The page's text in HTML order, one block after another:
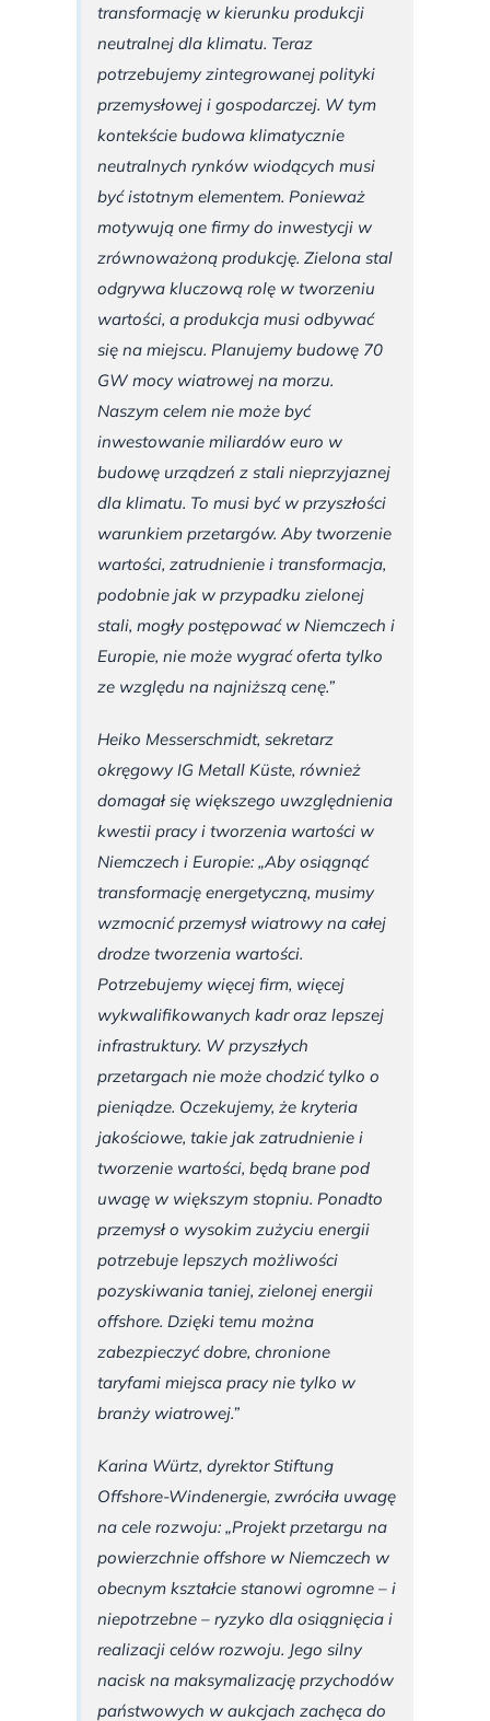
transformację w kierunku produkcji
neutralnej dla klimatu. Teraz
potrzebujemy zintegrowanej polityki
przemysłowej i gospodarczej. W tym
kontekście budowa klimatycznie
neutralnych rynków wiodących musi
być istotnym elementem. Ponieważ
motywują one firmy do inwestycji w
zrównoważoną produkcję. Zielona stal
odgrywa kluczową rolę w tworzeniu
wartości, a produkcja musi odbywać
się na miejscu. Planujemy budowę 70
GW mocy wiatrowej na morzu.
Naszym celem nie może być
inwestowanie miliardów euro w
budowę urządzeń z stali nieprzyjaznej
dla klimatu. To musi być w przyszłości
warunkiem przetargów. Aby tworzenie
wartości, zatrudnienie i transformacja,
podobnie jak w przypadku zielonej
stali, mogły postępować w Niemczech i
Europie, nie może wygrać oferta tylko
ze względu na najniższą cenę.”
Heiko Messerschmidt, sekretarz
okręgowy IG Metall Küste, również
domagał się większego uwzględnienia
kwestii pracy i tworzenia wartości w
Niemczech i Europie: „Aby osiągnąć
transformację energetyczną, musimy
wzmocnić przemysł wiatrowy na całej
drodze tworzenia wartości.
Potrzebujemy więcej firm, więcej
wykwalifikowanych kadr oraz lepszej
infrastruktury. W przyszłych
przetargach nie może chodzić tylko o
pieniądze. Oczekujemy, że kryteria
jakościowe, takie jak zatrudnienie i
tworzenie wartości, będą brane pod
uwagę w większym stopniu. Ponadto
przemysł o wysokim zużyciu energii
potrzebuje lepszych możliwości
pozyskiwania taniej, zielonej energii
offshore. Dzięki temu można
zabezpieczyć dobre, chronione
taryfami miejsca pracy nie tylko w
branży wiatrowej.”
Karina Würtz, dyrektor Stiftung
Offshore-Windenergie, zwróciła uwagę
na cele rozwoju: „Projekt przetargu na
powierzchnie offshore w Niemczech w
obecnym kształcie stanowi ogromne – i
niepotrzebne – ryzyko dla osiągnięcia i
realizacji celów rozwoju. Jego silny
nacisk na maksymalizację przychodów
państwowych w aukcjach zachęca do